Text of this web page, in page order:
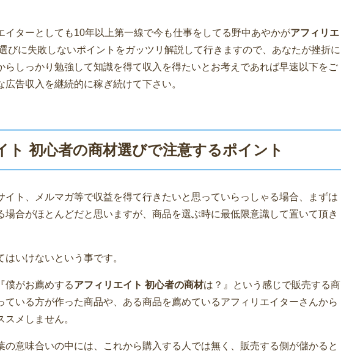
イターとしても10年以上第一線で今も仕事をしてる野中あやかがアフィリエ
びに失敗しないポイントをガッツリ解説して行きますので、あなたが挫折に
らしっかり勉強して知識を得て収入を得たいとお考えであれば早速以下をご
広告収入を継続的に稼ぎ続けて下さい。
ト 初心者の商材選びで注意するポイント
イト、メルマガ等で収益を得て行きたいと思っていらっしゃる場合、まずは
場合がほとんどだと思いますが、商品を選ぶ時に最低限意識して置いて頂き
はいけないという事です。
僕がお薦めするアフィリエイト 初心者の商材は？』という感じで販売する商
ている方が作った商品や、ある商品を薦めているアフィリエイターさんから
メしません。
の意味合いの中には、これから購入する人では無く、販売する側が儲かると